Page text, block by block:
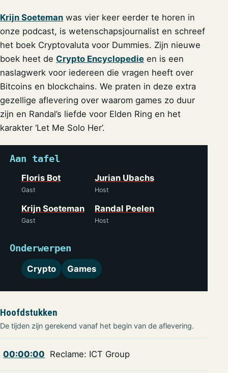
Krijn Soeteman was vier keer eerder te horen in
onze podcast, is wetenschapsjournalist en schreef
het boek Cryptovaluta voor Dummies. Zijn nieuwe
boek heet de Crypto Encyclopedie en is een
naslagwerk voor iedereen die vragen heeft over
Bitcoins en blockchains. We praten in deze extra
gezellige aflevering over waarom games zo duur
zijn en Randal’s liefde voor Elden Ring en het
karakter ‘Let Me Solo Her’.
Aan tafel
Floris Bot
Gast
Jurian Ubachs
Host
Krijn Soeteman
Gast
Randal Peelen
Host
Onderwerpen
Crypto Games
Hoofdstukken
De tijden zijn gerekend vanaf het begin van de aflevering.
00:00:00 Reclame: ICT Group